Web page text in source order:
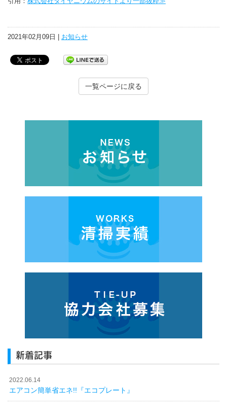
2021年02月09日 | お知らせ
一覧ページに戻る
新着記事
2022.06.14
エアコン簡単省エネ!!『エコプレート』